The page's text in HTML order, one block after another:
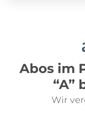
Abos im
“A”
Wir